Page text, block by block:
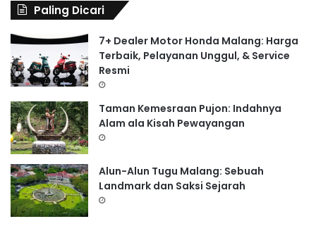
t
u
Paling Dicari
7+ Dealer Motor Honda Malang: Harga
Terbaik, Pelayanan Unggul, & Service
Resmi
Taman Kemesraan Pujon: Indahnya
Alam ala Kisah Pewayangan
Alun-Alun Tugu Malang: Sebuah
Landmark dan Saksi Sejarah